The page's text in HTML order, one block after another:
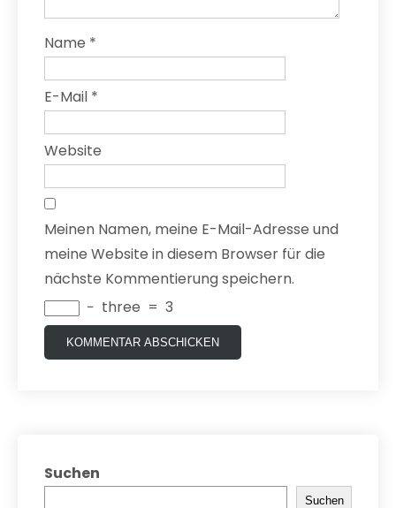
Name *
E-Mail *
Website
Meinen Namen, meine E-Mail-Adresse und
meine Website in diesem Browser für die
nächste Kommentierung speichern.
− three = 3
Suchen
Suchen